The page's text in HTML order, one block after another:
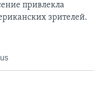
привлекла
зрителей.